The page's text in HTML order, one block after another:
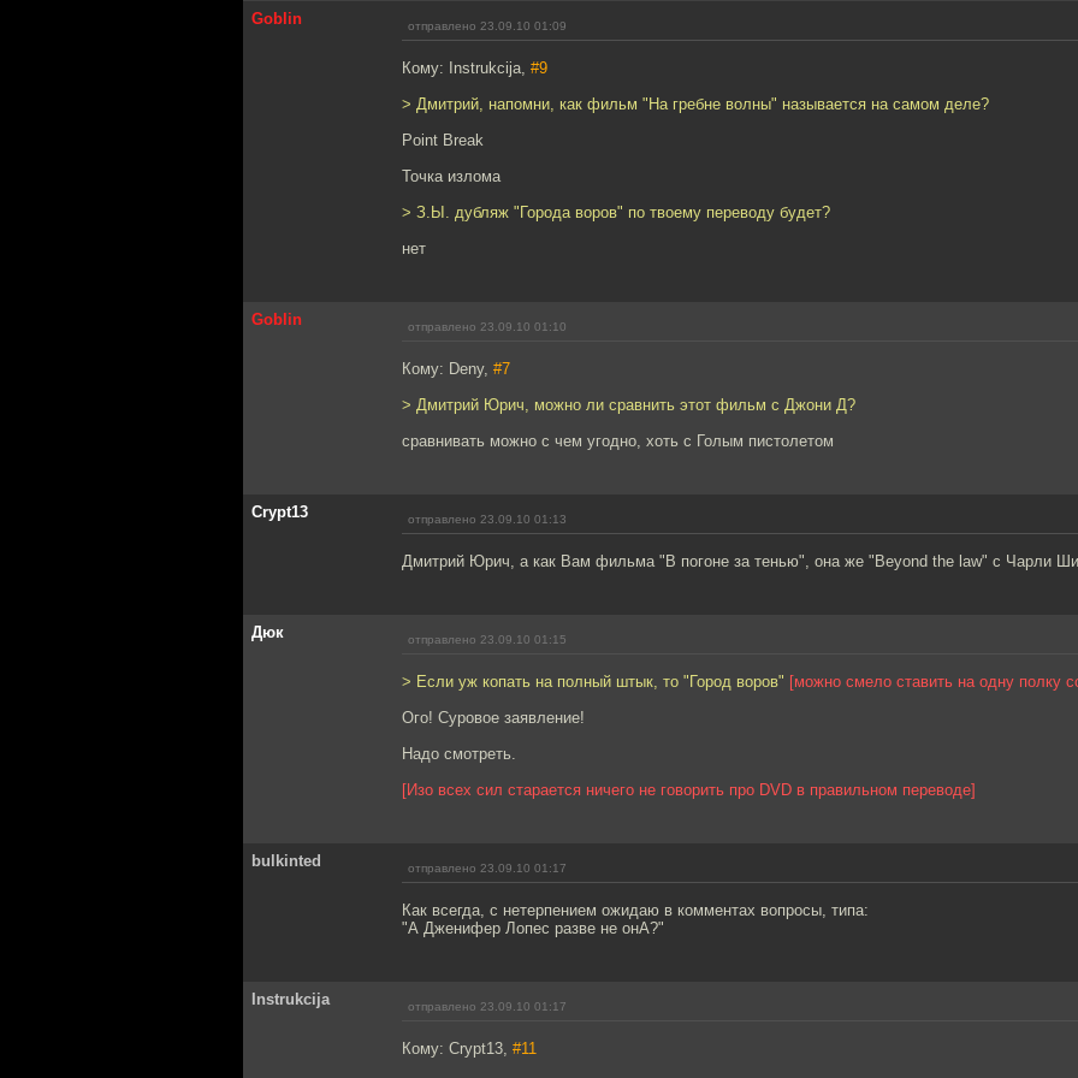
Goblin отправлено 23.09.10 01:09
Кому: Instrukcija, #9
> Дмитрий, напомни, как фильм "На гребне волны" называется на самом деле?
Point Break
Точка излома
> З.Ы. дубляж "Города воров" по твоему переводу будет?
нет
Goblin отправлено 23.09.10 01:10
Кому: Deny, #7
> Дмитрий Юрич, можно ли сравнить этот фильм с Джони Д?
сравнивать можно с чем угодно, хоть с Голым пистолетом
Crypt13 отправлено 23.09.10 01:13
Дмитрий Юрич, а как Вам фильма "В погоне за тенью", она же "Beyond the law" с Чарли
Дюк отправлено 23.09.10 01:15
> Если уж копать на полный штык, то "Город воров" [можно смело ставить на одну полку
Ого! Суровое заявление!
Надо смотреть.
[Изо всех сил старается ничего не говорить про DVD в правильном переводе]
bulkinted отправлено 23.09.10 01:17
Как всегда, с нетерпением ожидаю в комментах вопросы, типа:
"А Дженифер Лопес разве не онА?"
Instrukcija отправлено 23.09.10 01:17
Кому: Crypt13, #11